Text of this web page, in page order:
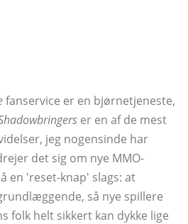
fanservice er en bjørnetjeneste,
er en af ​​de mest
jeg nogensinde har
det sig om nye MMO-
en 'reset-knap' slags: at
så nye spillere
folk helt sikkert kan dykke lige